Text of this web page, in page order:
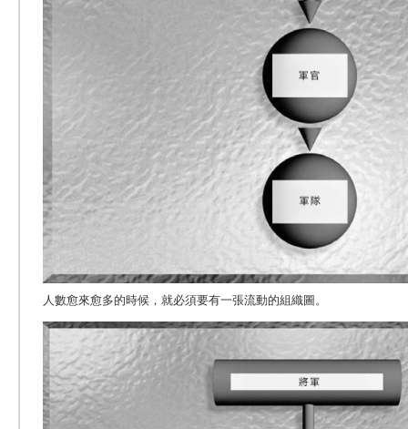
人數愈來愈多的時候，就必須要有一張流動的組織圖。